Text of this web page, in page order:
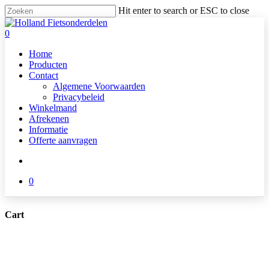
Skip
to
main
Hit enter to search or ESC to close
Close
Search
search
0
Home
Producten
Contact
Algemene Voorwaarden
Privacybeleid
Winkelmand
Afrekenen
Informatie
Offerte aanvragen
0
Cart